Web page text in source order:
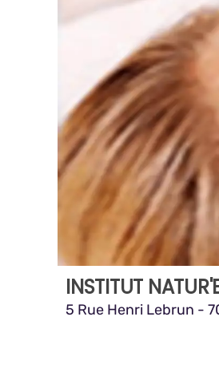
INSTITUT
5 Rue Henri Lebrun -